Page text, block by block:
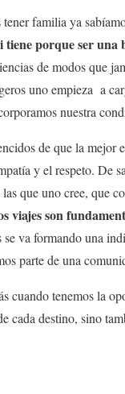
familia ya
tiene porque ser
de modos que
uno empieza a
nuestra
de que la mejor
y el respeto. De
que uno cree, que
viajes son
va formando una
parte de una
cuando tenemos la
cada destino, sino